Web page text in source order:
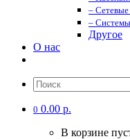
–
–
Другое
О нас
0 0.00 р.
В корзине